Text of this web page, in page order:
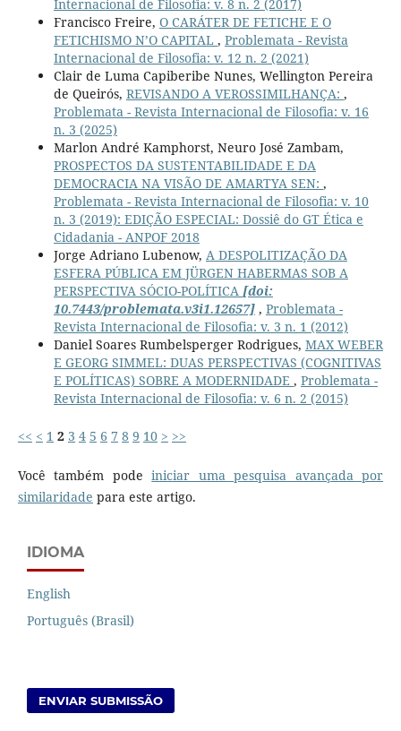
Internacional de Filosofia: v. 8 n. 2 (2017)
Francisco Freire, O CARÁTER DE FETICHE E O
FETICHISMO N’O CAPITAL , Problemata - Revista
Internacional de Filosofia: v. 12 n. 2 (2021)
Clair de Luma Capiberibe Nunes, Wellington Pereira
de Queirós, REVISANDO A VEROSSIMILHANÇA: ,
Problemata - Revista Internacional de Filosofia: v. 16
n. 3 (2025)
Marlon André Kamphorst, Neuro José Zambam,
PROSPECTOS DA SUSTENTABILIDADE E DA
DEMOCRACIA NA VISÃO DE AMARTYA SEN: ,
Problemata - Revista Internacional de Filosofia: v. 10
n. 3 (2019): EDIÇÃO ESPECIAL: Dossiê do GT Ética e
Cidadania - ANPOF 2018
Jorge Adriano Lubenow, A DESPOLITIZAÇÃO DA
ESFERA PÚBLICA EM JÜRGEN HABERMAS SOB A
PERSPECTIVA SÓCIO-POLÍTICA [doi:
10.7443/problemata.v3i1.12657], Problemata -
Revista Internacional de Filosofia: v. 3 n. 1 (2012)
Daniel Soares Rumbelsperger Rodrigues, MAX WEBER
E GEORG SIMMEL: DUAS PERSPECTIVAS (COGNITIVAS
E POLÍTICAS) SOBRE A MODERNIDADE , Problemata -
Revista Internacional de Filosofia: v. 6 n. 2 (2015)
<< < 1 2 3 4 5 6 7 8 9 10 > >>
Você também podeiniciar uma pesquisa avançada por
similaridade para este artigo.
IDIOMA
English
Português (Brasil)
ENVIAR SUBMISSÃO